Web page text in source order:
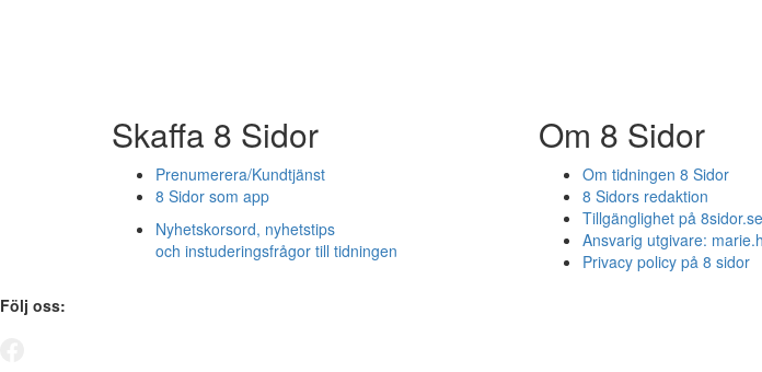
Skaffa 8 Sidor
Prenumerera/Kundtjänst
8 Sidor som app
Nyhetskorsord, nyhetstips
och instuderingsfrågor till tidningen
Om 8 Sidor
Om tidningen 8 Sidor
8 Sidors redaktion
Tillgänglighet på 8sidor.se
Ansvarig utgivare:
Privacy policy på 8 sidor
Följ oss: